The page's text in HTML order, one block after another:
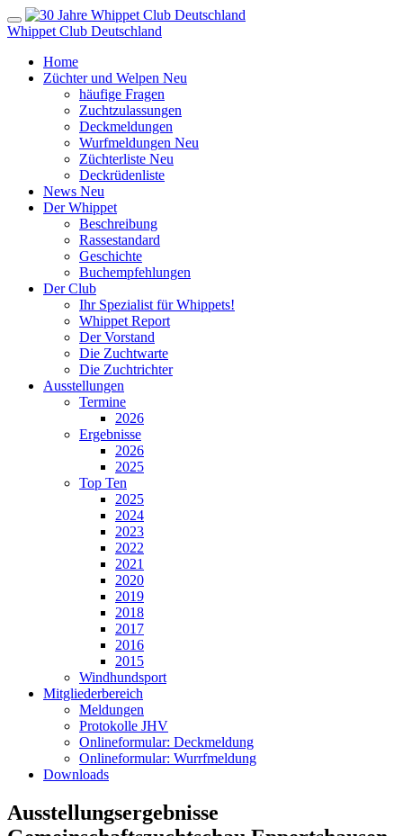
Whippet Club Deutschland
Home
Züchter und Welpen Neu
häufige Fragen
Zuchtzulassungen
Deckmeldungen
Wurfmeldungen Neu
Züchterliste Neu
Deckrüdenliste
News Neu
Der Whippet
Beschreibung
Rassestandard
Geschichte
Buchempfehlungen
Der Club
Ihr Spezialist für Whippets!
Whippet Report
Der Vorstand
Die Zuchtwarte
Die Zuchtrichter
Ausstellungen
Termine
2026
Ergebnisse
2026
2025
Top Ten
2025
2024
2023
2022
2021
2020
2019
2018
2017
2016
2015
Windhundsport
Mitgliederbereich
Meldungen
Protokolle JHV
Onlineformular: Deckmeldung
Onlineformular: Wurrfmeldung
Downloads
Ausstellungsergebnisse